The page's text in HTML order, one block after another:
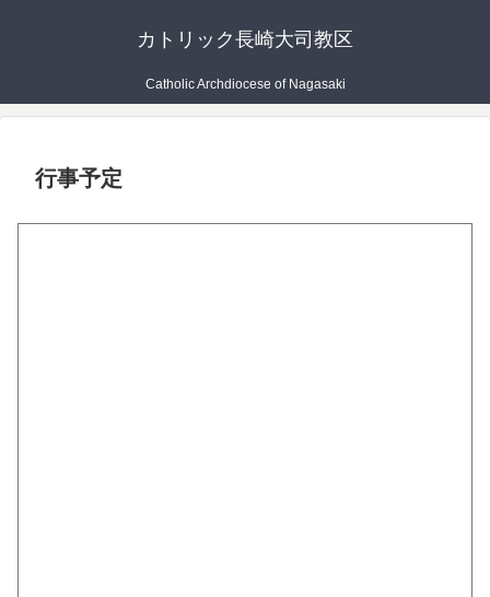
カトリック長崎大司教区
Catholic Archdiocese of Nagasaki
行事予定